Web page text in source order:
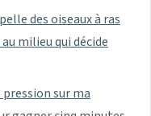
des oiseaux à ras
au milieu qui décide
sur ma